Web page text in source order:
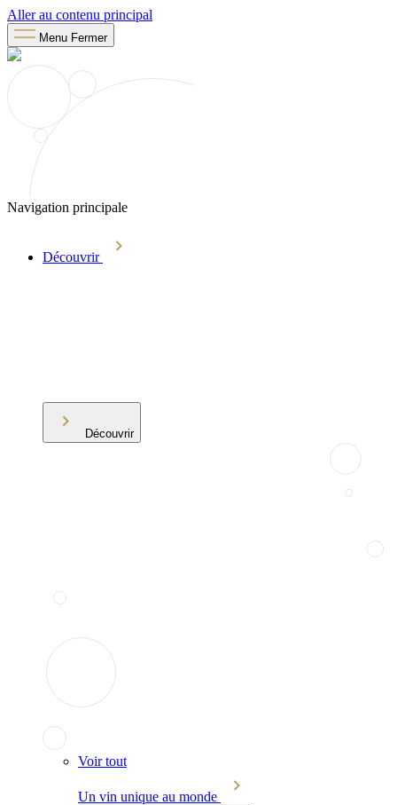
Aller au contenu principal
Menu Fermer
Navigation principale
Découvrir
Découvrir
Voir tout
Un vin unique au monde